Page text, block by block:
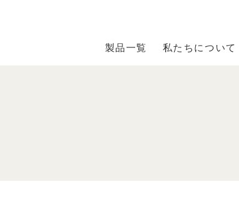
製品一覧 私たちについて